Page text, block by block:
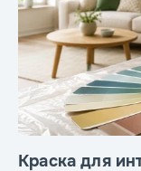
Краска для